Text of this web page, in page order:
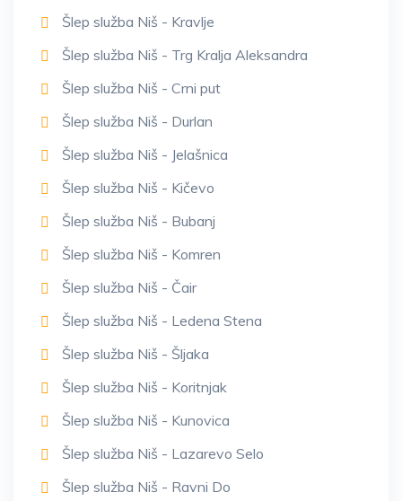
Šlep služba Niš - Kravlje
Šlep služba Niš - Trg Kralja Aleksandra
Šlep služba Niš - Crni put
Šlep služba Niš - Durlan
Šlep služba Niš - Jelašnica
Šlep služba Niš - Kičevo
Šlep služba Niš - Bubanj
Šlep služba Niš - Komren
Šlep služba Niš - Čair
Šlep služba Niš - Ledena Stena
Šlep služba Niš - Šljaka
Šlep služba Niš - Koritnjak
Šlep služba Niš - Kunovica
Šlep služba Niš - Lazarevo Selo
Šlep služba Niš - Ravni Do